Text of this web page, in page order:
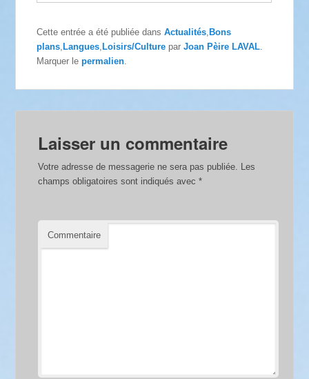
Cette entrée a été publiée dansActualités ,Bons
plans ,Langues ,Loisirs/Culture parJoan Pèire LAVAL
Marquer lepermalien
Laisser un commentaire
Votre adresse de messagerie ne sera pas publiée. Les
champs obligatoires sont indiqués avec*
Commentaire